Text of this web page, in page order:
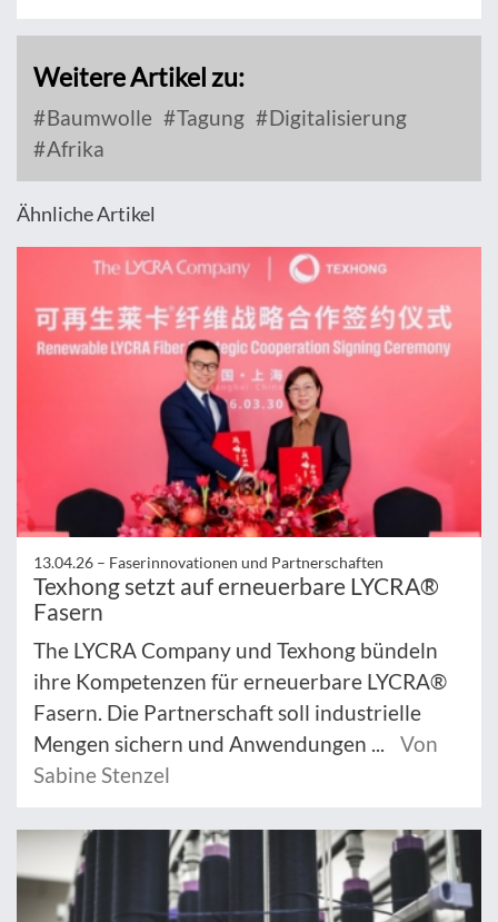
Weitere Artikel zu:
Baumwolle Tagung
Digitalisierung
Afrika
Ähnliche Artikel
13.04.26 – Faserinnovationen und Partnerschaften
Texhong setzt auf erneuerbare LYCRA®
Fasern
The LYCRA Company und Texhong bündeln
ihre Kompetenzen für erneuerbare LYCRA®
Fasern. Die Partnerschaft soll industrielle
Mengen sichern und Anwendungen ...
Von
Sabine Stenzel